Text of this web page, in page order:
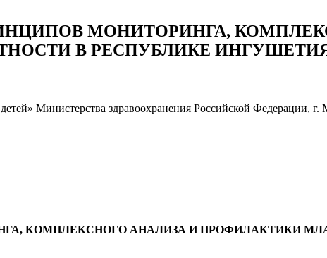
МОНИТОРИНГА,
В РЕСПУБЛИКЕ
Министерства здравоохранения Российской Федерации, г.
КОМПЛЕКСНОГО АНАЛИЗА И ПРОФИЛАКТИКИ